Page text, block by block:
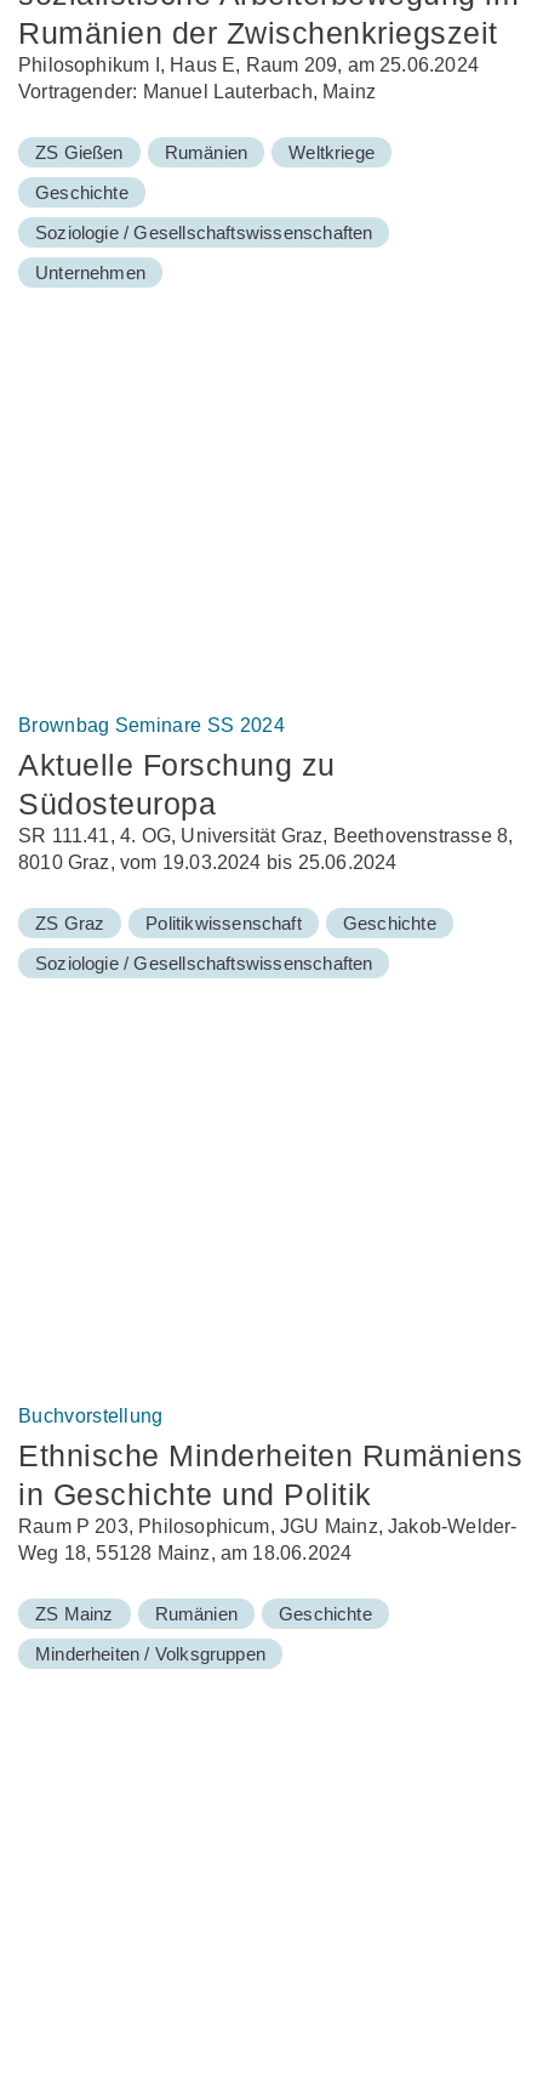
Rumänien der Zwischenkriegszeit
Philosophikum I, Haus E, Raum 209, am 25.06.2024
Vortragender: Manuel Lauterbach, Mainz
ZS Gießen Rumänien
Weltkriege
Geschichte
Soziologie / Gesellschaftswissenschaften
Unternehmen
Brownbag Seminare SS 2024
Aktuelle Forschung zu
Südosteuropa
SR 111.41, 4. OG, Universität Graz, Beethovenstrasse 8,
8010 Graz, vom 19.03.2024 bis 25.06.2024
ZS Graz Politikwissenschaft
Geschichte
Soziologie / Gesellschaftswissenschaften
Buchvorstellung
Ethnische Minderheiten Rumäniens
in Geschichte und Politik
Raum P 203, Philosophicum, JGU Mainz, Jakob-Welder-
Weg 18, 55128 Mainz, am 18.06.2024
ZS Mainz Rumänien
Geschichte
Minderheiten / Volksgruppen